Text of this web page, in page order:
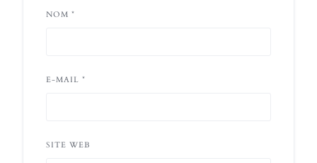
NOM *
E-MAIL *
SITE WEB